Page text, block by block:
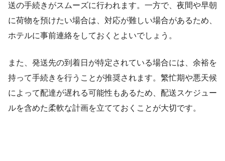
送の手続きがスムーズに行われます。一方で、夜間や早朝
に荷物を預けたい場合は、対応が難しい場合があるため、
ホテルに事前連絡をしておくとよいでしょう。
また、発送先の到着日が特定されている場合には、余裕を
持って手続きを行うことが推奨されます。繁忙期や悪天候
によって配達が遅れる可能性もあるため、配送スケジュー
ルを含めた柔軟な計画を立てておくことが大切です。